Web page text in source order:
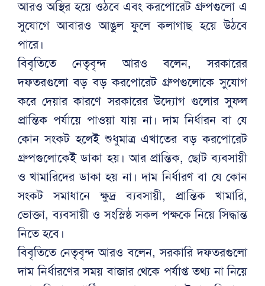
আরও অস্থির হয়ে ওঠবে এবং করপোরেট গ্রুপগুলো এ
সুযোগে আবারও আঙুল ফুলে কলাগাছ হয়ে উঠবে
পারে।
বিবৃতিতে নেতৃবৃন্দ আরও বলেন, সরকারের
দফতরগুলো বড় বড় করপোরেট গ্রুপগুলোকে সুযোগ
করে দেয়ার কারণে সরকারের উদ্যোগ গুলোর সুফল
প্রান্তিক পর্যায়ে পাওয়া যায় না। দাম নির্ধারন বা যে
কোন সংকট হলেই শুধুমাত্র এখাতের বড় করপোরেট
গ্রুপগুলোকেই ডাকা হয়। আর প্রান্তিক, ছোট ব্যবসায়ী
ও খামারিদের ডাকা হয় না। দাম নির্ধারণ বা যে কোন
সংকট সমাধানে ক্ষুদ্র ব্যবসায়ী, প্রান্তিক খামারি,
ভোক্তা, ব্যবসায়ী ও সংস্লিষ্ঠ সকল পক্ষকে নিয়ে সিদ্ধান্ত
নিতে হবে।
বিবৃতিতে নেতৃবৃন্দ আরও বলেন, সরকারি দফতরগুলো
দাম নির্ধারণের সময় বাজার থেকে পর্যাপ্ত তথ্য না নিয়ে